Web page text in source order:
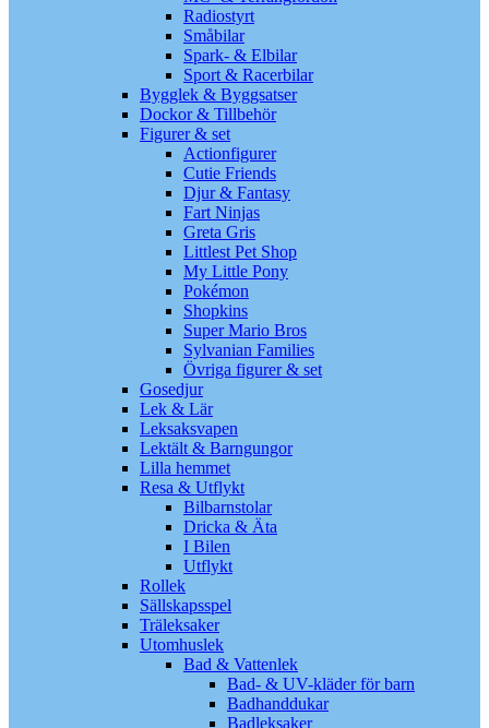
Radiostyrt
Småbilar
Spark- & Elbilar
Sport & Racerbilar
Bygglek & Byggsatser
Dockor & Tillbehör
Figurer & set
Actionfigurer
Cutie Friends
Djur & Fantasy
Fart Ninjas
Greta Gris
Littlest Pet Shop
My Little Pony
Pokémon
Shopkins
Super Mario Bros
Sylvanian Families
Övriga figurer & set
Gosedjur
Lek & Lär
Leksaksvapen
Lektält & Barngungor
Lilla hemmet
Resa & Utflykt
Bilbarnstolar
Dricka & Äta
I Bilen
Utflykt
Rollek
Sällskapsspel
Träleksaker
Utomhuslek
Bad & Vattenlek
Bad- & UV-kläder för barn
Badhanddukar
Badleksaker